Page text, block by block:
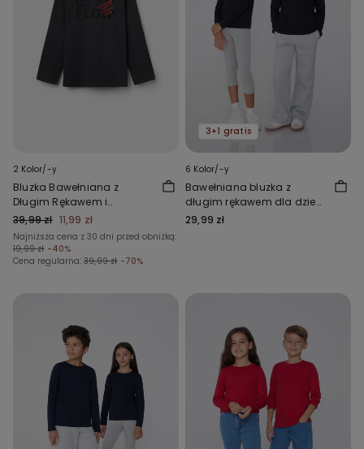
2 Kolor/-y
Bluzka Bawełniana z
Długim Rękawem i
Nadrukiem
39,99 zł 11,99 zł
Najniższa cena z 30 dni przed obniżką:
19,99 zł -40%
Cena regularna: 39,99 zł -70%
3+1 gratis
6 Kolor/-y
Bawełniana bluzka z
długim rękawem dla dzieci
Unisex
29,99 zł